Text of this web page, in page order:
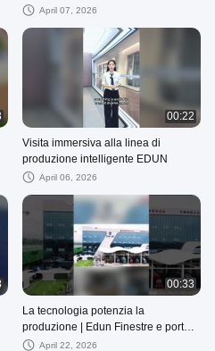
completamente automatizzate.
April 07, 2026
00:22
Visita immersiva alla linea di
produzione intelligente EDUN
April 06, 2026
00:33
La tecnologia potenzia la
produzione | Edun Finestre e porte
per una vita di qualità globale
April 22, 2026